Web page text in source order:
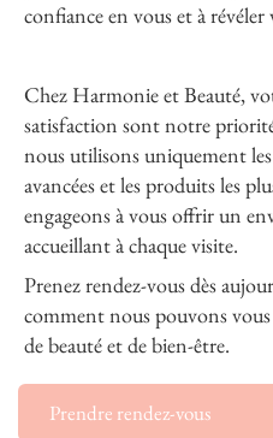
confiance en vous et à
Chez Harmonie et Beauté,
satisfaction sont notre
nous utilisons uniquement
avancées et les produits les
engageons à vous offrir un
accueillant à chaque visite.
Prenez rendez-vous dès
comment nous pouvons
de beauté et de bien-être.
Prendre rendez-vous